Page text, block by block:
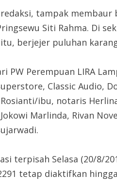
tampak membaur
Siti Rahma. Di
berjejer puluhan
PW Perempuan LIRA
Classic Audio,
Rosianti/ibu, notaris
Jokowi Marlinda, Rivan
terpisah Selasa (20/8/
tetap diaktifkan